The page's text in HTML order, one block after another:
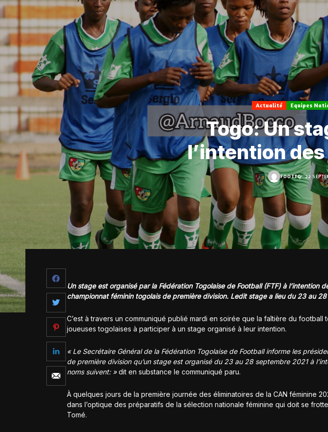
Actualité Equipes
Togo: Un
l’intention des
FOOT.TG 22
Un stage est organisé par la Fédération Togolaise de Football (FTF) à l’intention
championnat féminin togolais de première division. Ledit stage a lieu du 23 au
C’est à travers un communiqué publié mardi en soirée que la faîtière du football
joueuses togolaises à participer à un stage organisé à leur intention.
« Le Secrétaire Général de la Fédération Togolaise de Football informe les
de première division qu’un stage est organisé du 23 au 28 septembre 2021 à
noms suivent: »dit en substance le communiqué paru.
À quelques jours de la première journée des éliminatoires de la CAN féminine
dans l’optique des préparatifs de la sélection nationale féminine qui doit se
Tomé.